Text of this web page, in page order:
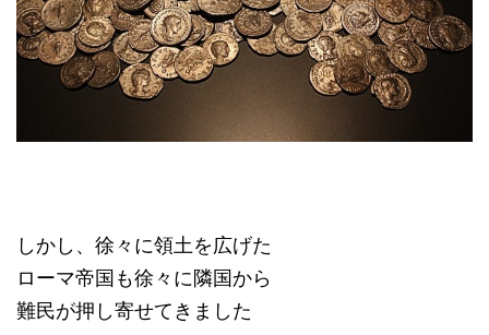
しかし、徐々に領土を広げた
ローマ帝国も徐々に隣国から
難民が押し寄せてきました